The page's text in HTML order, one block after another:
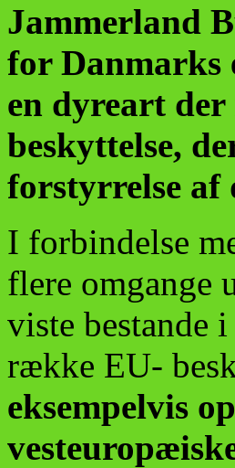
Jammerland
for Danmarks
en dyreart
beskyttelse,
forstyrrelse af
I forbindelse
flere
viste bestande
række EU-
eksempelvis